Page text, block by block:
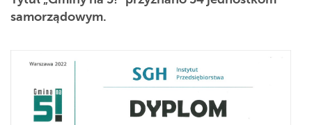
samorządowym.